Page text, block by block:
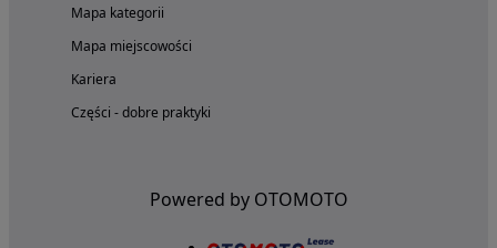
Mapa kategorii
Mapa miejscowości
Kariera
Części - dobre praktyki
Powered by OTOMOTO